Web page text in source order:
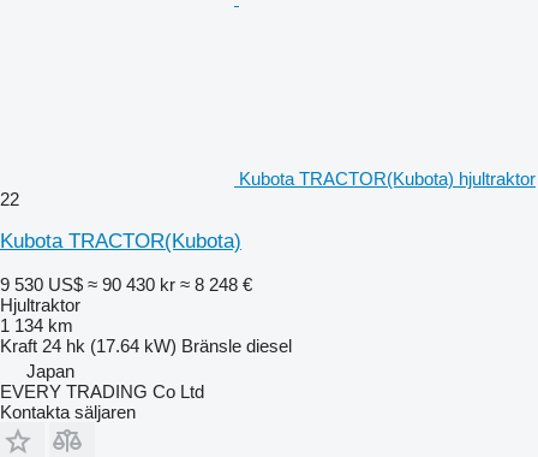
Kubota TRACTOR(Kubota) hjultraktor
22
Kubota TRACTOR(Kubota)
9 530 US$ ≈ 90 430 kr ≈ 8 248 €
Hjultraktor
1 134 km
Kraft 24 hk (17.64 kW) Bränsle diesel
Japan
EVERY TRADING Co Ltd
Kontakta säljaren